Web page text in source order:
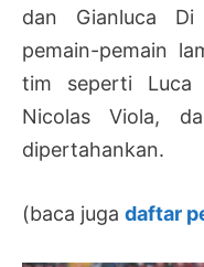
dan Gianluca Di
pemain-pemain
tim seperti Luca
Nicolas Viola,
dipertahankan.
(baca juga daftar